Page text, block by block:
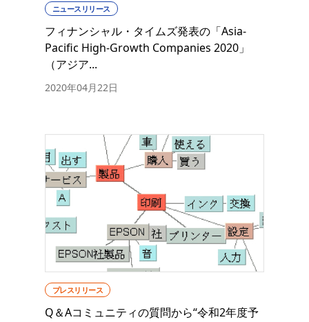
ニュースリリース
フィナンシャル・タイムズ発表の「Asia-
Pacific High-Growth Companies 2020」
（アジア...
2020年04月22日
プレスリリース
Q＆Aコミュニティの質問から“令和2年度予